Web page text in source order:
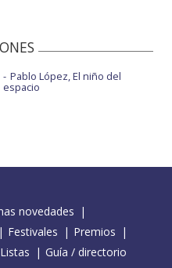
Pablo López, El niño del
espacio
novedades
Festivales
Premios
Listas Guía / directorio